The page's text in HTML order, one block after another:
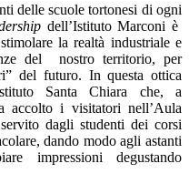
delle scuole tortonesi di ogni
dell’Istituto Marconi è
la realtà industriale e
del nostro territorio, per
del futuro. In questa ottica
Santa Chiara che, a
accolto i visitatori nell’Aula
dagli studenti dei corsi
dando modo agli astanti
impressioni degustando